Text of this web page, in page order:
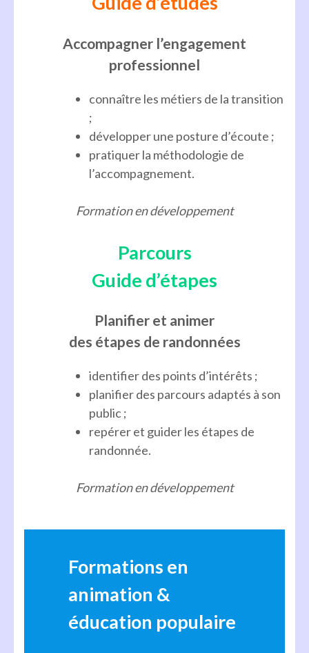
Accompagner l’engagement
professionnel
connaître les métiers de la transition
;
développer une posture d’écoute ;
pratiquer la méthodologie de
l’accompagnement.
Formation en développement
Parcours
Guide d’étapes
Planifier et animer
des étapes de randonnées
identifier des points d’intérêts ;
planifier des parcours adaptés à son
public ;
repérer et guider les étapes de
randonnée.
Formation en développement
Formations en
animation &
éducation populaire